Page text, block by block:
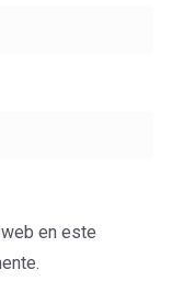
en este